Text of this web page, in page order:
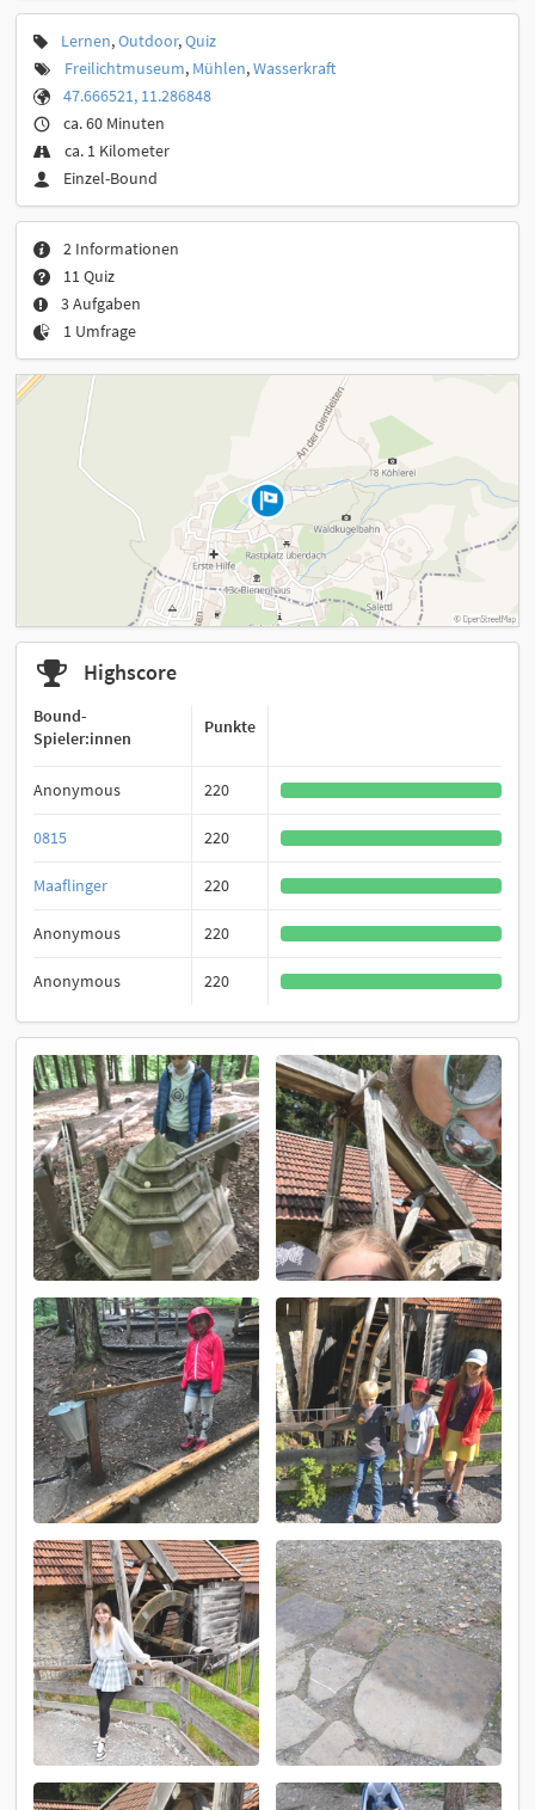
Lernen,Outdoor,Quiz
Freilichtmuseum, Mühlen,Wasserkraft
47.666521, 11.286848
ca. 60 Minuten
ca. 1 Kilometer
Einzel-Bound
2 Informationen
11 Quiz
3 Aufgaben
1 Umfrage
Highscore
Bound-
Spieler:innen
Punkte
Anonymous 220
0815 220
Maaflinger 220
Anonymous 220
Anonymous 220